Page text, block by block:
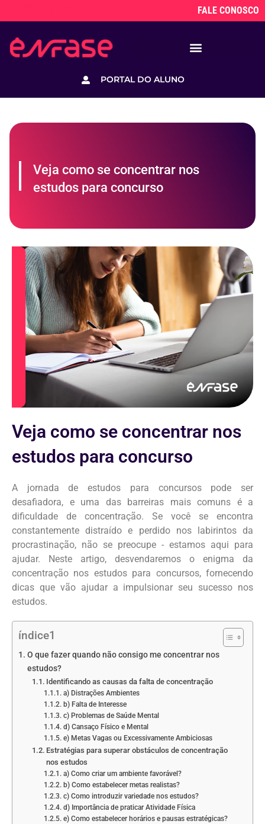
FALE CONOSCO
PORTAL DO ALUNO
Veja como se concentrar nos
estudos para concurso
Veja como se concentrar nos
estudos para concurso
A jornada de estudos para concursos pode ser
desafiadora, e uma das barreiras mais comuns é a
dificuldade de concentração. Se você se encontra
constantemente distraído e perdido nos labirintos da
procrastinação, não se preocupe - estamos aqui para
ajudar. Neste artigo, desvendaremos o enigma da
concentração nos estudos para concursos, fornecendo
dicas que vão ajudar a impulsionar seu sucesso nos
estudos.
índice1
O que fazer quando não consigo me concentrar nos
estudos?
Identificando as causas da falta de concentração
a) Distrações Ambientes
b) Falta de Interesse
c) Problemas de Saúde Mental
d) Cansaço Físico e Mental
e) Metas Vagas ou Excessivamente Ambiciosas
Estratégias para superar obstáculos de concentração
nos estudos
a) Como criar um ambiente favorável?
b) Como estabelecer metas realistas?
c) Como introduzir variedade nos estudos?
d) Importância de praticar Atividade Física
e) Como estabelecer horários e pausas estratégicas?